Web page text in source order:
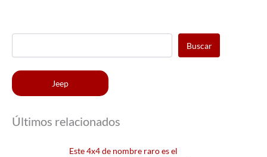
Buscar
Jeep
Últimos relacionados
Este 4x4 de nombre raro es el